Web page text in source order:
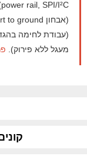
power rail, SPI/I²C),
(אבחון short to ground),
(עבודת לחימה
מעגל ללא פירוק).